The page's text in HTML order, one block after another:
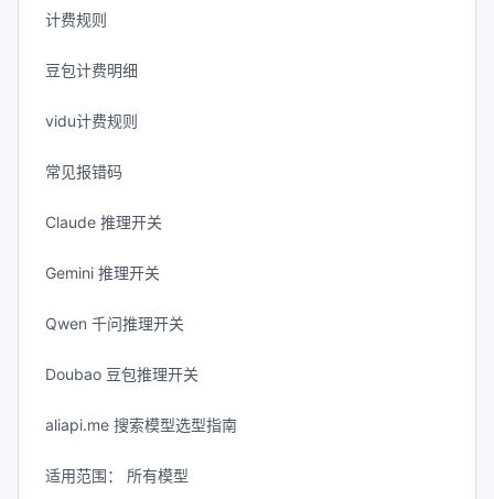
计费规则
豆包计费明细
vidu计费规则
常见报错码
Claude 推理开关
Gemini 推理开关
Qwen 千问推理开关
Doubao 豆包推理开关
aliapi.me 搜索模型选型指南
适用范围： 所有模型